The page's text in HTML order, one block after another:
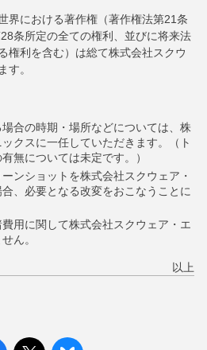
界における著作権（著作権法第21条
条所定の全ての権利、並びに将来法
権利を含む）は総て株式会社スクウ
す。
合の時期・場所などについては、株
クスに一任していただきます。（ト
無については未定です。）
ンショットを株式会社スクウェア・
、必要となる改変をおこなうことに
用に関して株式会社スクウェア・エ
ん。
以上